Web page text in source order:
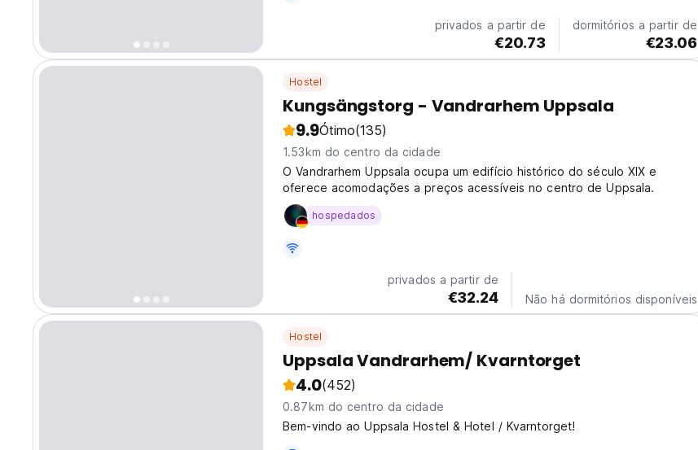
privados a partir de
€20.73
dormitórios a partir de
€23.06
Hostel
Kungsängstorg - Vandrarhem Uppsala
9.9Ótimo(135)
1.53km do centro da cidade
O Vandrarhem Uppsala ocupa um edifício histórico do século XIX e
oferece acomodações a preços acessíveis no centro de Uppsala.
hospedados
privados a partir de
€32.24 Não há dormitórios disponíveis
Hostel
Uppsala Vandrarhem/ Kvarntorget
4.0(452)
0.87km do centro da cidade
Bem-vindo ao Uppsala Hostel & Hotel / Kvarntorget!